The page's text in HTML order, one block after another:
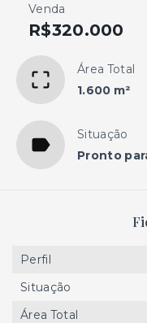
Venda
R$320.000
Área Total
1.600 m²
Situação
Pronto
Perfil
Situação
Área Total